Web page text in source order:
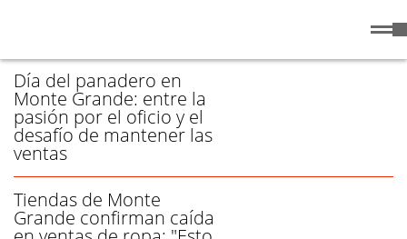
Día del panadero en
Monte Grande: entre la
pasión por el oficio y el
desafío de mantener las
ventas
Tiendas de Monte
Grande confirman caída